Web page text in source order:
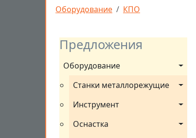
Строка навигации
Оборудование КПО
Предложения
Оборудование
Станки металлорежущие
Инструмент
Оснастка